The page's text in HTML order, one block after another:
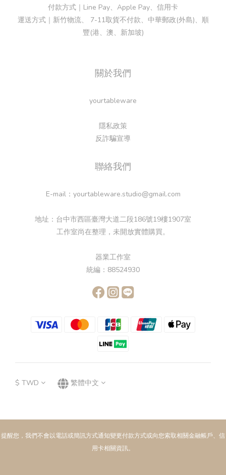
付款方式｜Line Pay、Apple Pay、信用卡
運送方式｜新竹物流、 7-11取貨不付款、中華郵政(外島)、順
豐(港、澳、新加坡)
關於我們
yourtableware
隱私政策
反詐騙宣導
聯絡我們
E-mail：yourtableware.studio@gmail.com
地址：台中市西區臺灣大道二段186號19樓1907室
工作室尚在整理，未開放實體購買。
器業工作室
統編：88524930
$ TWD 繁體中文
提醒您，我們不會以電話或簡訊方式通知變更付款方式或向您索取相關金融帳戶、信
用卡相關資訊。